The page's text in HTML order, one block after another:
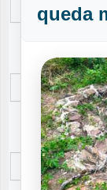
queda